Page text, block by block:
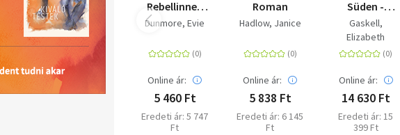
Rebellinnen
von Oxford -
Dunmore, Evie
Online ár:
5 460 Ft
Eredeti ár: 5 747
Ft
Roman
Hadlow, Janice
Online ár:
5 838 Ft
Eredeti ár: 6 145
Ft
Süden -
Roman.
Reclams
Klassikerinnen
- Ein großer
Roman über
Gerechtigkeit
Gaskell,
Elizabeth
Online ár:
14 630 Ft
Eredeti ár: 15
399 Ft